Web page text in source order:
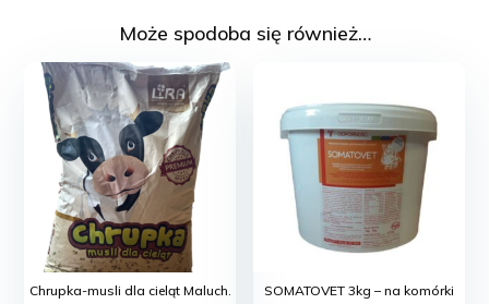
Może spodoba się również…
Chrupka-musli dla cieląt Maluch.
SOMATOVET 3kg – na komórki